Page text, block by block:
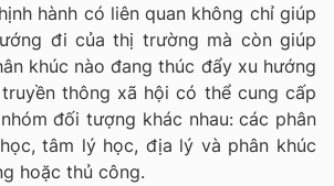
hành có liên quan không chỉ giúp
đi của thị trường mà còn giúp
khúc nào đang thúc đẩy xu hướng
thông xã hội có thể cung cấp
đối tượng khác nhau: các phân
tâm lý học, địa lý và phân khúc
hoặc thủ công.